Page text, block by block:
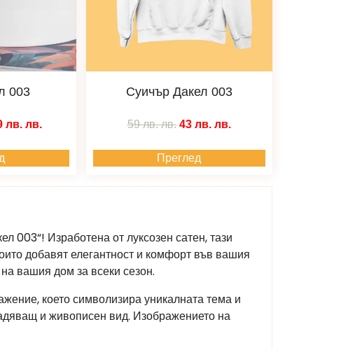
003
лв. лв.
Суичър Дакел 003
59 лв.лв. 43 лв. лв.
Преглед
003“! Изработена от луксозен сатен, тази
добавят елегантност и комфорт във вашия
вашия дом за всеки сезон.
което символизира уникалната тема и
и живописен вид. Изображението на